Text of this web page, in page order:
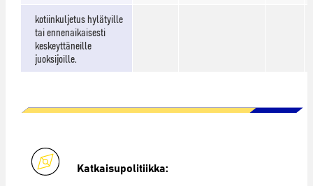
kotiinkuljetus hylätyille
tai ennenaikaisesti
keskeyttäneille
juoksijoille.
Katkaisupolitiikka: